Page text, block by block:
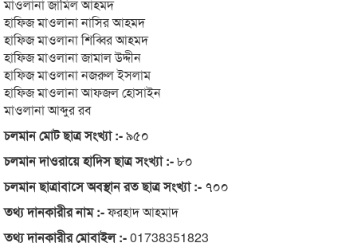
মাওলানা জামিল আহমদ
হাফিজ মাওলানা নাসির আহমদ
হাফিজ মাওলানা শিব্বির আহমদ
হাফিজ মাওলানা জামাল উদ্দীন
হাফিজ মাওলানা নজরুল ইসলাম
হাফিজ মাওলানা আফজল হোসাইন
মাওলানা আব্দুর রব
চলমান মোট ছাত্র সংখ্যা :-৯৫০
চলমান দাওরায়ে হাদিস ছাত্র সংখ্যা :-৮০
চলমান ছাত্রাবাসে অবস্থান রত ছাত্র সংখ্যা :- ৭০০
তথ্য দানকারীর নাম :-ফরহাদ আহমাদ
তথ্য দানকারীর মোবাইল :-01738351823